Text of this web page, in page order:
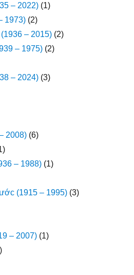
– 2022) (1)
1973) (2)
– 2015) (2)
– 1975) (2)
– 2024) (3)
2008) (6)
– 1988) (1)
(1915 – 1995) (3)
– 2007) (1)